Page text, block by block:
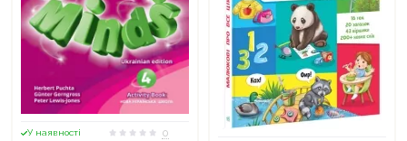
У наявності
0